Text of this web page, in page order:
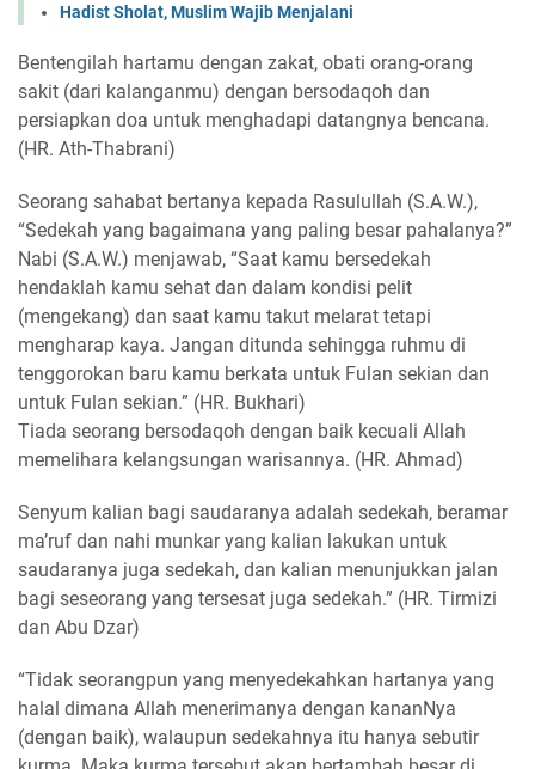
Hadist Sholat, Muslim Wajib Menjalani
Bentengilah hartamu dengan zakat, obati orang-orang
sakit (dari kalanganmu) dengan bersodaqoh dan
persiapkan doa untuk menghadapi datangnya bencana.
(HR. Ath-Thabrani)
Seorang sahabat bertanya kepada Rasulullah (S.A.W.),
“Sedekah yang bagaimana yang paling besar pahalanya?”
Nabi (S.A.W.) menjawab, “Saat kamu bersedekah
hendaklah kamu sehat dan dalam kondisi pelit
(mengekang) dan saat kamu takut melarat tetapi
mengharap kaya. Jangan ditunda sehingga ruhmu di
tenggorokan baru kamu berkata untuk Fulan sekian dan
untuk Fulan sekian.” (HR. Bukhari)
Tiada seorang bersodaqoh dengan baik kecuali Allah
memelihara kelangsungan warisannya. (HR. Ahmad)
Senyum kalian bagi saudaranya adalah sedekah, beramar
ma’ruf dan nahi munkar yang kalian lakukan untuk
saudaranya juga sedekah, dan kalian menunjukkan jalan
bagi seseorang yang tersesat juga sedekah.” (HR. Tirmizi
dan Abu Dzar)
“Tidak seorangpun yang menyedekahkan hartanya yang
halal dimana Allah menerimanya dengan kananNya
(dengan baik), walaupun sedekahnya itu hanya sebutir